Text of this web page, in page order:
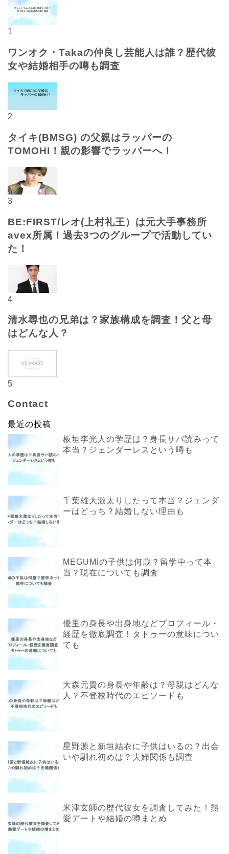
1
ワンオク・Takaの仲良し芸能人は誰？歴代彼
女や結婚相手の噂も調査
2
タイキ(BMSG) の父親はラッパーの
TOMOHI！親の影響でラッパーへ！
3
BE:FIRST/レオ(上村礼王）は元大手事務所
avex所属！過去3つのグループで活動してい
た！
4
清水尋也の兄弟は？家族構成を調査！父と母
はどんな人？
5
Contact
最近の投稿
板垣李光人の学歴は？身長サバ読みって
本当？ジェンダーレスという噂も
千葉雄大激太りしたって本当？ジェンダ
ーはどっち？結婚しない理由も
MEGUMIの子供は何歳？留学中って本
当？現在についても調査
優里の身長や出身地などプロフィール・
経歴を徹底調査！タトゥーの意味につい
ても
大森元貴の身長や年齢は？母親はどんな
人？不登校時代のエピソードも
星野源と新垣結衣に子供はいるの？出会
いや馴れ初めは？夫婦関係も調査
米津玄師の歴代彼女を調査してみた！熱
愛デートや結婚の噂まとめ